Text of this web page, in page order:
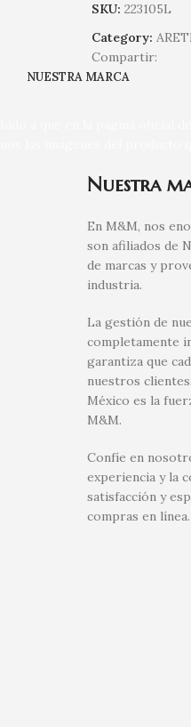
SKU: 223105L
Category:
Compartir:
NUESTRA MARCA
Nuestra
En M&M, nos
son afiliados de
de marcas y
industria.
La gestión de
completamente
garantiza que
nuestros
México es la
M&M.
Confíe en
experiencia y la
satisfacción y
compras en línea.